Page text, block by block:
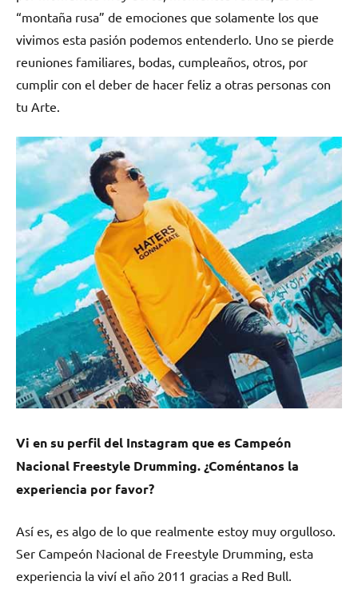
“montaña rusa” de emociones que solamente los que
vivimos esta pasión podemos entenderlo. Uno se pierde
reuniones familiares, bodas, cumpleaños, otros, por
cumplir con el deber de hacer feliz a otras personas con
tu Arte.
Vi en su perfil del Instagram que es Campeón
Nacional Freestyle Drumming. ¿Coméntanos la
experiencia por favor?
Así es, es algo de lo que realmente estoy muy orgulloso.
Ser Campeón Nacional de Freestyle Drumming, esta
experiencia la viví el año 2011 gracias a Red Bull.